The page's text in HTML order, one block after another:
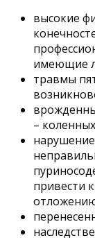
высокие
имеющие
травмы
–
привести
отложению